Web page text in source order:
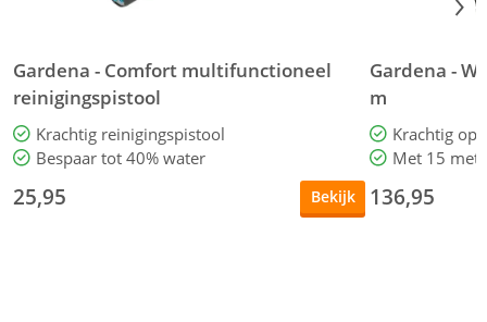
Gardena - Comfort multifunctioneel
reinigingspistool
Krachtig reinigingspistool
Bespaar tot 40% water
25,95 Bekijk
Gardena -
m
Krachtig
Met 15
136,95